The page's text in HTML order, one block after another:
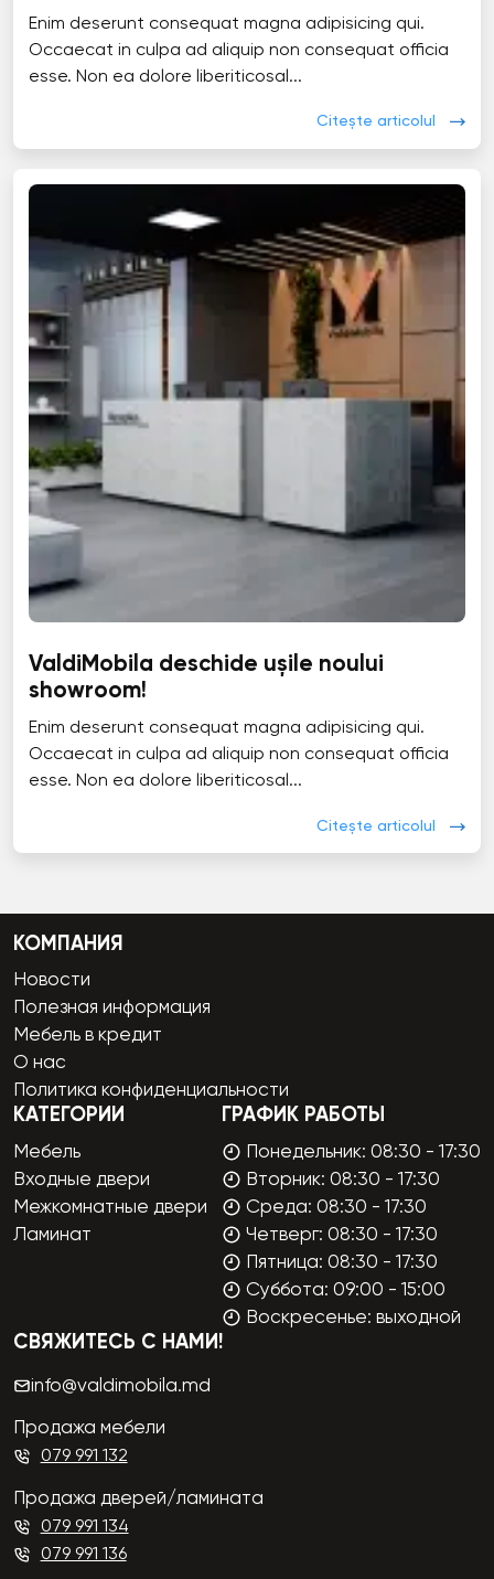
Enim deserunt consequat magna adipisicing qui.
Occaecat in culpa ad aliquip non consequat officia
esse. Non ea dolore liberiticosal...
Citește articolul
ValdiMobila deschide ușile noului
showroom!
Enim deserunt consequat magna adipisicing qui.
Occaecat in culpa ad aliquip non consequat officia
esse. Non ea dolore liberiticosal...
Citește articolul
КОМПАНИЯ
Новости
Полезная информация
Мебель в кредит
О нас
Политика конфиденциальности
КАТЕГОРИИ
Мебель
Входные двери
Межкомнатные двери
Ламинат
ГРАФИК РАБОТЫ
Понедельник: 08:30 - 17:30
Вторник: 08:30 - 17:30
Среда: 08:30 - 17:30
Четверг: 08:30 - 17:30
Пятница: 08:30 - 17:30
Суббота: 09:00 - 15:00
Воскресенье: выходной
СВЯЖИТЕСЬ С НАМИ!
info@valdimobila.md
Продажа мебели
079 991 132
Продажа дверей/ламината
079 991 134
079 991 136